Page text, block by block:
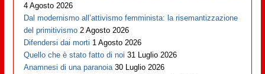
4 Agosto 2026
Dal modernismo all’attivismo femminista: la risemantizzazione
del primitivismo 2 Agosto 2026
Difendersi dai morti 1 Agosto 2026
Quello che è stato fatto di noi 31 Luglio 2026
Anamnesi di una paranoia 30 Luglio 2026